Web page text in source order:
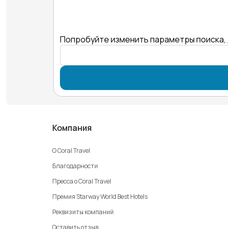
Попробуйте изменить параметры
Компания
О Coral Travel
Благодарности
Пресса о Coral Travel
Премия Starway World Best Hotels
Реквизиты компаний
Оставить отзыв